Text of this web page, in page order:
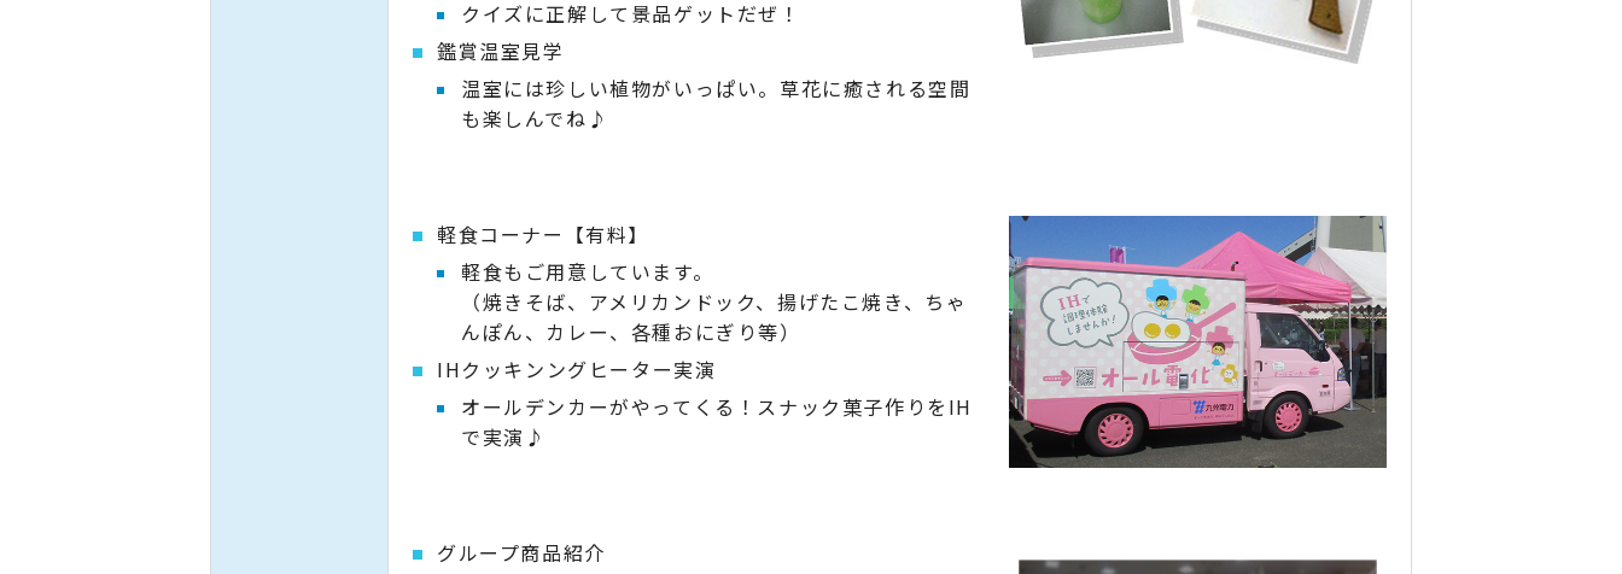
クイズに正解して景品ゲットだぜ！
鑑賞温室見学
温室には珍しい植物がいっぱい。草花に癒される空間
も楽しんでね♪
軽食コーナー【有料】
軽食もご用意しています。
（焼きそば、アメリカンドック、揚げたこ焼き、ちゃ
んぽん、カレー、各種おにぎり等）
IHクッキンングヒーター実演
オールデンカーがやってくる！スナック菓子作りをIH
で実演♪
グループ商品紹介